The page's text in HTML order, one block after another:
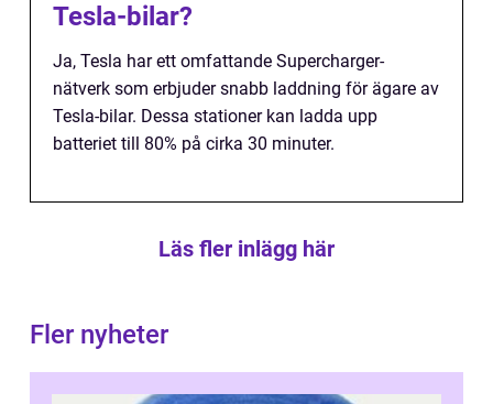
Tesla-bilar?
Ja, Tesla har ett omfattande Supercharger-
nätverk som erbjuder snabb laddning för ägare av
Tesla-bilar. Dessa stationer kan ladda upp
batteriet till 80% på cirka 30 minuter.
Läs fler inlägg här
Fler nyheter